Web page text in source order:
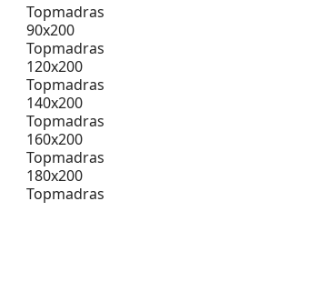
Topmadras
90x200
Topmadras
120x200
Topmadras
140x200
Topmadras
160x200
Topmadras
180x200
Topmadras